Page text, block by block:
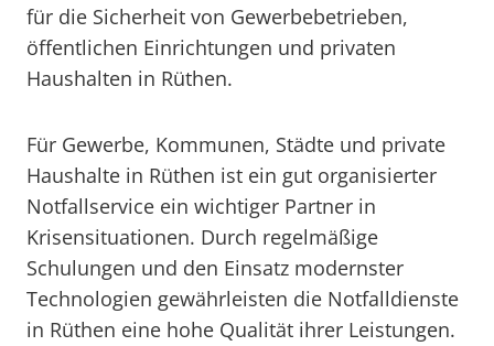
für die Sicherheit von Gewerbebetrieben,
öffentlichen Einrichtungen und privaten
Haushalten in Rüthen.
Für Gewerbe, Kommunen, Städte und private
Haushalte in Rüthen ist ein gut organisierter
Notfallservice ein wichtiger Partner in
Krisensituationen. Durch regelmäßige
Schulungen und den Einsatz modernster
Technologien gewährleisten die Notfalldienste
in Rüthen eine hohe Qualität ihrer Leistungen.